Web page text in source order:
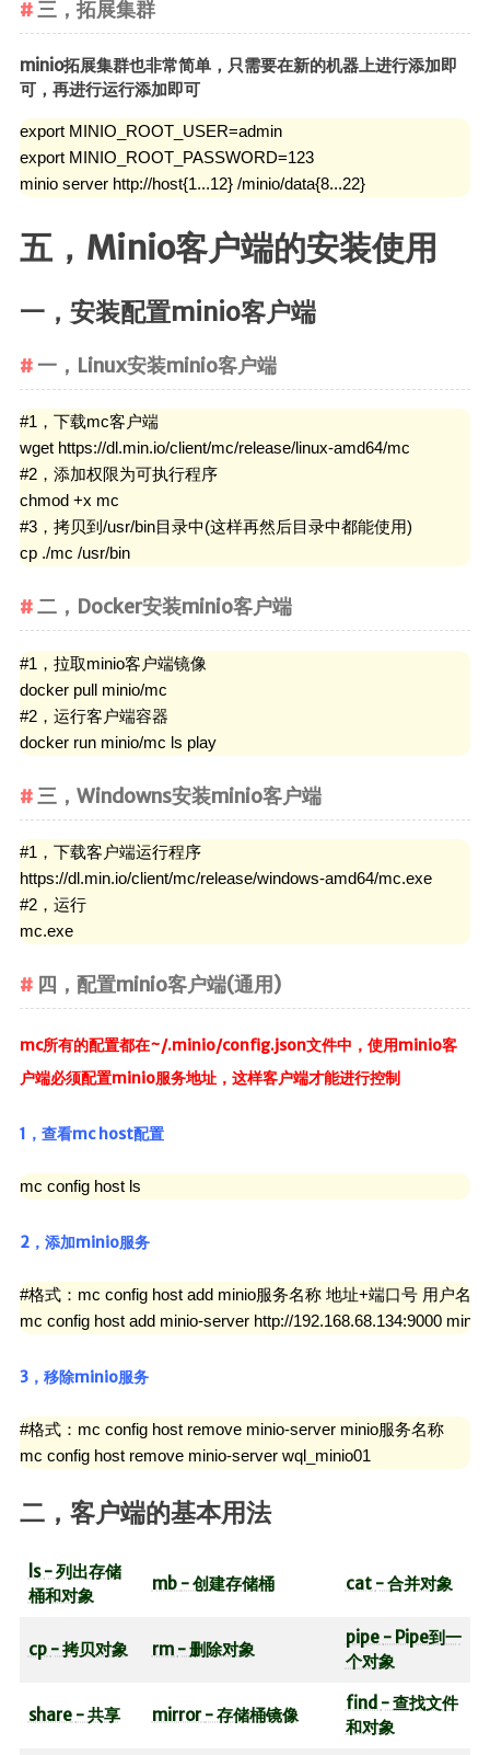
三，拓展集群
minio拓展集群也非常简单，只需要在新的机器上进行添加即
可，再进行运行添加即可
export MINIO_ROOT_USER=admin
export MINIO_ROOT_PASSWORD=123
minio server http://host{1...12} /minio/data{8...22}
五，Minio客户端的安装使用
一，安装配置minio客户端
一，Linux安装minio客户端
#1，下载mc客户端
wget https://dl.min.io/client/mc/release/linux-amd64/mc
#2，添加权限为可执行程序
chmod +x mc
#3，拷贝到/usr/bin目录中(这样再然后目录中都能使用)
cp ./mc /usr/bin
二，Docker安装minio客户端
#1，拉取minio客户端镜像
docker pull minio/mc
#2，运行客户端容器
docker run minio/mc ls play
三，Windowns安装minio客户端
#1，下载客户端运行程序
https://dl.min.io/client/mc/release/windows-amd64/mc.exe
#2，运行
mc.exe
四，配置minio客户端(通用)
mc所有的配置都在~/.minio/config.json文件中，使用minio客
户端必须配置minio服务地址，这样客户端才能进行控制
1，查看mc host配置
mc config host ls
2，添加minio服务
#格式：mc config host add minio服务名称 地址+端口号 用户名
mc config host add minio-server http://192.168.68.134:9000
3，移除minio服务
#格式：mc config host remove minio-server minio服务名称
mc config host remove minio-server wql_minio01
二，客户端的基本用法
ls - 列出存储
桶和对象
mb - 创建存储桶 cat - 合并对象
cp - 拷贝对象 rm - 删除对象
pipe - Pipe到一
个对象
share - 共享 mirror - 存储桶镜像
find - 查找文件
和对象